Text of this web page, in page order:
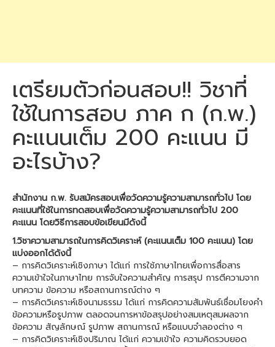
เตรียมตัวก่อนสอบ!! วิชาที่
ใช้ในการสอบ ภาค ก (ก.พ.)
คะแนนเต็ม 200 คะแนน มี
อะไรบ้าง?
สำนักงาน ก.พ. รับสมัครสอบเพื่อวัดความรู้ความสามารถทั่วไป โดย
คะแนนที่ใช้ในการทดสอบเพื่อวัดความรู้ความสามารถทั่วไป 200
คะแนน โดยวิธีการสอบข้อเขียนมีดังนี้
1.วิชาความสามารถในการคิดวิเคราะห์ (คะแนนเต็ม 100 คะแนน) โดย
แบ่งออกได้ดังนี้
– การคิดวิเคราะห์เชิงภาษา ได้แก่ การใช้ภาษาไทยเพื่อการสื่อสาร
ความเข้าใจในภาษาไทย การจับใจความสำคัญ การสรุป การตีความจาก
บทความ ข้อความ หรือสถานการณ์ต่าง ๆ
– การคิดวิเคราะห์เชิงนามธรรม ได้แก่ การคิดความสัมพันธ์เชื่อมโยงคำ
ข้อความหรือรูปภาพ ตลอดจนการหาข้อสรุปอย่างสมเหตุสมผลจาก
ข้อความ สัญลักษณ์ รูปภาพ สถานการณ์ หรือแบบจำลองต่าง ๆ
– การคิดวิเคราะห์เชิงปริมาณ ได้แก่ ความเข้าใจ ความคิดรวบยอด